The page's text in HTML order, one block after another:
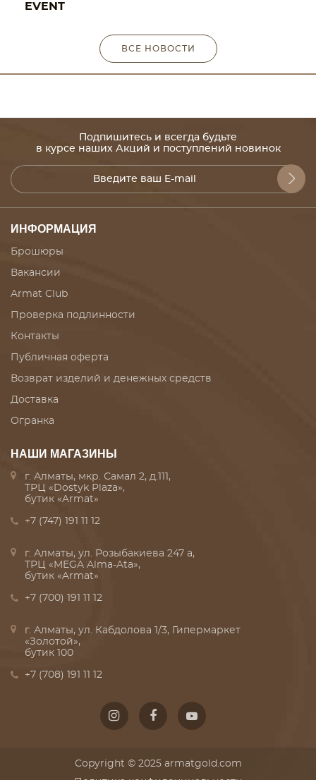
ВСЕ НОВОСТИ
EVENT
Подпишитесь и всегда будьте
в курсе наших Акций и поступлений новинок
ИНФОРМАЦИЯ
Брошюры
Вакансии
Armat Club
Проверка подлинности
Контакты
Публичная оферта
Возврат изделий и денежных средств
Доставка
Огранка
НАШИ МАГАЗИНЫ
г. Алматы, мкр. Самал 2, д.111,
ТРЦ «Dostyk Plaza»,
бутик «Armat»
+7 (747) 191 11 12
г. Алматы, ул. Розыбакиева 247 а,
ТРЦ «MEGA Alma-Ata»,
бутик «Armat»
+7 (700) 191 11 12
г. Алматы, ул. Кабдолова 1/3, Гипермаркет
«Золотой»,
бутик 100
+7 (708) 191 11 12
Copyright © 2025 armatgold.com